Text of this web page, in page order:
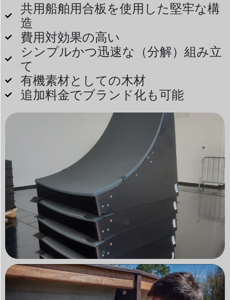
共用船舶用合板を使用した堅牢な構
造
費用対効果の高い
シンプルかつ迅速な（分解）組み立
て
有機素材としての木材
追加料金でブランド化も可能